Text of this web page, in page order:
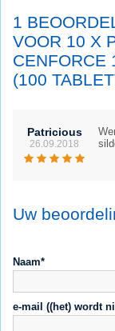
1
VOOR 10 X
CENFORCE
(100
Patricious
26.09.2018
Uw
Naam*
e-mail ((het) wordt